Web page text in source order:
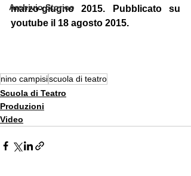
Archivio Storico
marzo-giugno 2015. Pubblicato su
youtube il 18 agosto 2015.
nino campisiscuola di teatro
Scuola di Teatro
Produzioni
Video